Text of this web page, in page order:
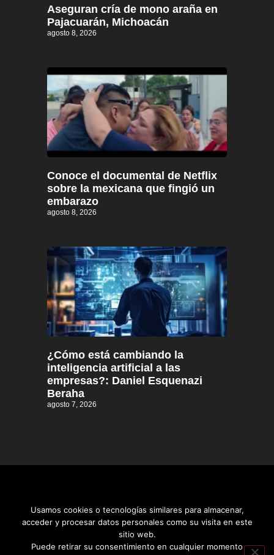
Aseguran cría de mono araña en
Pajacuarán, Michoacán
agosto 8, 2026
Conoce el documental de Netflix
sobre la mexicana que fingió un
embarazo
agosto 8, 2026
¿Cómo está cambiando la
inteligencia artificial a las
empresas?: Daniel Esquenazi
Beraha
agosto 7, 2026
Distrito informativo © 2026
Usamos cookies o tecnologías similares para almacenar,
acceder y procesar datos personales como su visita en este
sitio web.
Puede retirar su consentimiento en cualquier momento